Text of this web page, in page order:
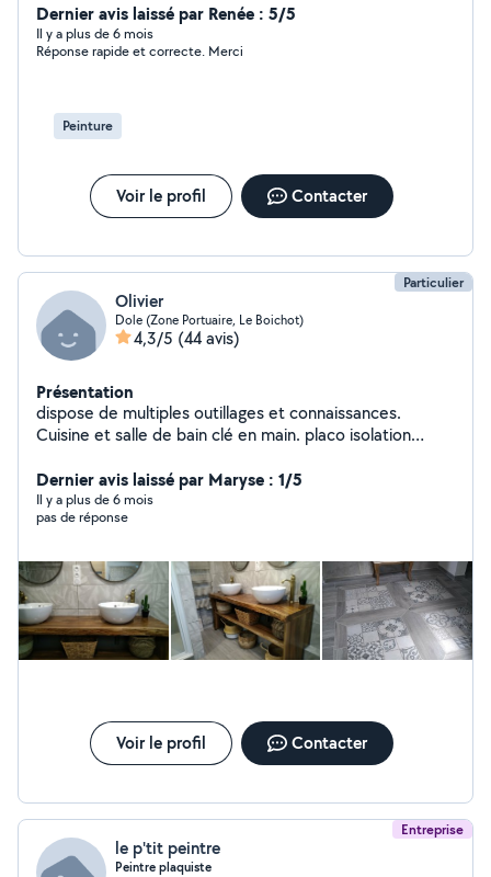
compétences en finition, je propose des services de
bricolage, du montage de meubles à divers petits
travaux. Je dispose également d'une prise OBD pour
pour vous aider à distance ou en présentiel.
Dernier avis laissé par Renée : 5/5
Il y a plus de 6 mois
Réponse rapide et correcte. Merci
Peinture
Voir le profil Contacter
Particulier
Olivier
Dole (Zone Portuaire, Le Boichot)
4,3/5 (44 avis)
Présentation
dispose de multiples outillages et connaissances.
Cuisine et salle de bain clé en main. placo isolation
cuisine et menuiserie ferronnerie arc et mig maçonnerie
plomberie électricité entretien espaces
verts...dépannage en tous genres..à faible coût..
désactivé et décoratif suivant volume. élagage taille
d'arbres. abattage....curage et débouchage
canalisations.... me contacter si un doute ou un conseil.
possibilté de location de quelques matériels.
Dernier avis laissé par Maryse : 1/5
Il y a plus de 6 mois
pas de réponse
Voir le profil Contacter
Entreprise
le p'tit peintre
Peintre plaquiste